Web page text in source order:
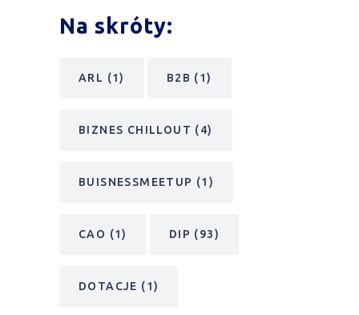
Na skróty:
ARL (1) B2B (1)
BIZNES CHILLOUT (4)
BUISNESSMEETUP (1)
CAO (1) DIP (93)
DOTACJE (1)